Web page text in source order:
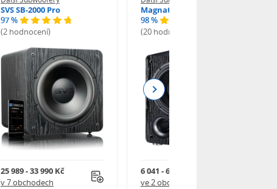
SVS SB-2000 Pro
97 %
(2 hodnocení)
25 989 - 33 990 Kč
v 7 obchodech
Magnat Alpha RS 8
98 %
(20 hodnocení)
6 041 - 6 752 Kč
ve 2 obchodech
Next